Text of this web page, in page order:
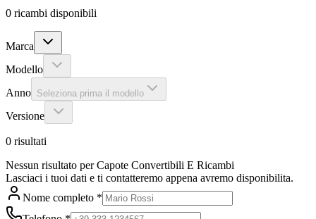
0 ricambi disponibili
Marca
Modello
Anno Seleziona prima il modello
Versione
0 risultati
Nessun risultato per Capote Convertibili E Ricambi
Lasciaci i tuoi dati e ti contatteremo appena avremo disponibilita.
Nome completo *